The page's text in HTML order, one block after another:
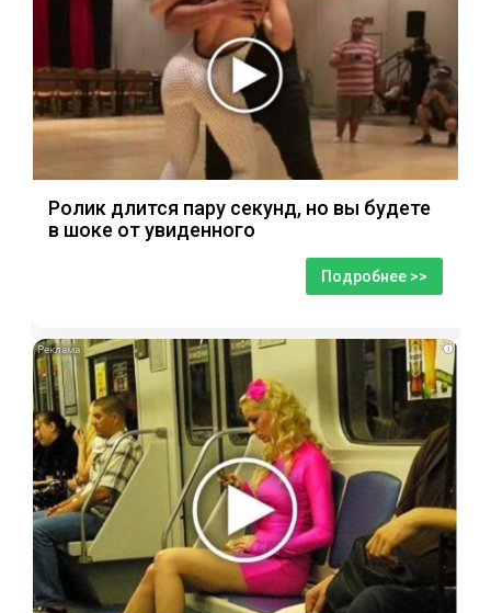
Ролик длится пару секунд, но вы будете
в шоке от увиденного
Подробнее >>
i